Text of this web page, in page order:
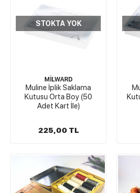
STOKTA YOK
MİLWARD
Muline İplik Saklama
Kutusu Orta Boy (50
Adet Kart İle)
225,00 TL